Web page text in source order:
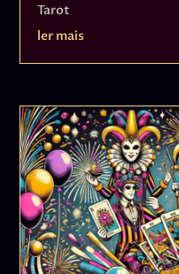
Tarot
ler mais